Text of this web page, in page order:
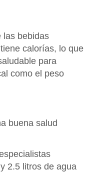
las bebidas
calorías, lo que
para
como el peso
buena salud
2.5 litros de agua